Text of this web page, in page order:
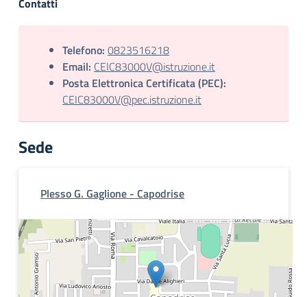
Contatti
Telefono: 0823516218
Email: CEIC83000V@istruzione.it
Posta Elettronica Certificata (PEC):
CEIC83000V@pec.istruzione.it
Sede
Plesso G. Gaglione - Capodrise